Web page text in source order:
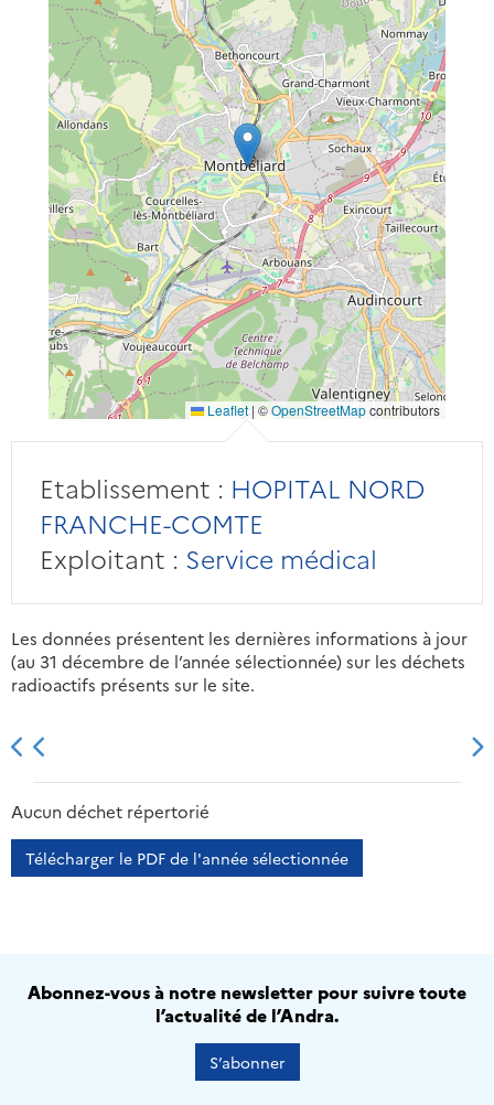
Leaflet | ©OpenStreetMapcontributors
Etablissement : HOPITAL NORD
FRANCHE-COMTE
Exploitant : Service médical
Les données présentent les dernières informations à jour
(au 31 décembre de l’année sélectionnée) sur les déchets
radioactifs présents sur le site.
2013 2014
Aucun déchet répertorié
Télécharger le PDF de l'année sélectionnée
Abonnez-vous à notre newsletter pour suivre toute
l’actualité de l’Andra.
S’abonner